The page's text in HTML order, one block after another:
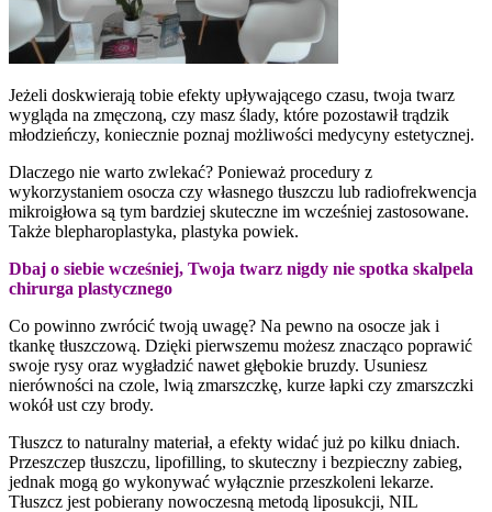
Jeżeli doskwierają tobie efekty upływającego czasu, twoja twarz
wygląda na zmęczoną, czy masz ślady, które pozostawił trądzik
młodzieńczy, koniecznie poznaj możliwości medycyny estetycznej.
Dlaczego nie warto zwlekać? Ponieważ procedury z
wykorzystaniem osocza czy własnego tłuszczu lub radiofrekwencja
mikroigłowa są tym bardziej skuteczne im wcześniej zastosowane.
Także blepharoplastyka, plastyka powiek.
Dbaj o siebie wcześniej, Twoja twarz nigdy nie spotka skalpela
chirurga plastycznego
Co powinno zwrócić twoją uwagę? Na pewno na osocze jak i
tkankę tłuszczową. Dzięki pierwszemu możesz znacząco poprawić
swoje rysy oraz wygładzić nawet głębokie bruzdy. Usuniesz
nierówności na czole, lwią zmarszczkę, kurze łapki czy zmarszczki
wokół ust czy brody.
Tłuszcz to naturalny materiał, a efekty widać już po kilku dniach.
Przeszczep tłuszczu, lipofilling, to skuteczny i bezpieczny zabieg,
jednak mogą go wykonywać wyłącznie przeszkoleni lekarze.
Tłuszcz jest pobierany nowoczesną metodą liposukcji, NIL